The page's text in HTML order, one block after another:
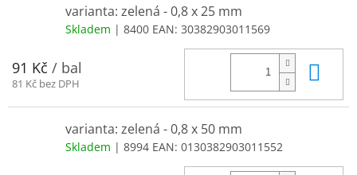
varianta: zelená - 0,8 x 25 mm
Skladem | 8400 EAN: 30382903011569
91 Kč / bal
81 Kč bez DPH
varianta: zelená - 0,8 x 50 mm
Skladem | 8994 EAN: 0130382903011552